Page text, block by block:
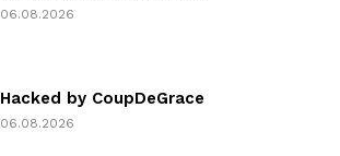
06.08.2026
Hacked by CoupDeGrace
06.08.2026